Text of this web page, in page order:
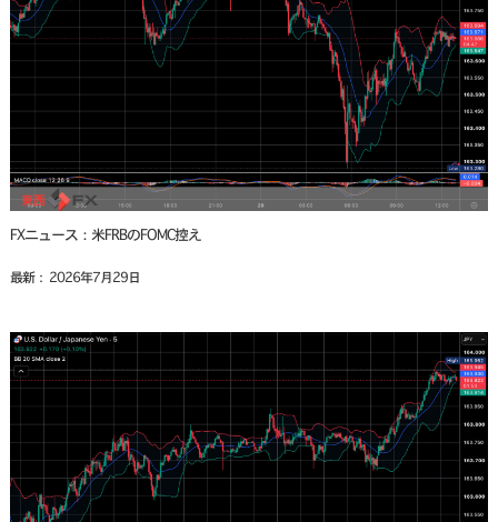
FXニュース：米FRBのFOMC控え
最新： 2026年7月29日